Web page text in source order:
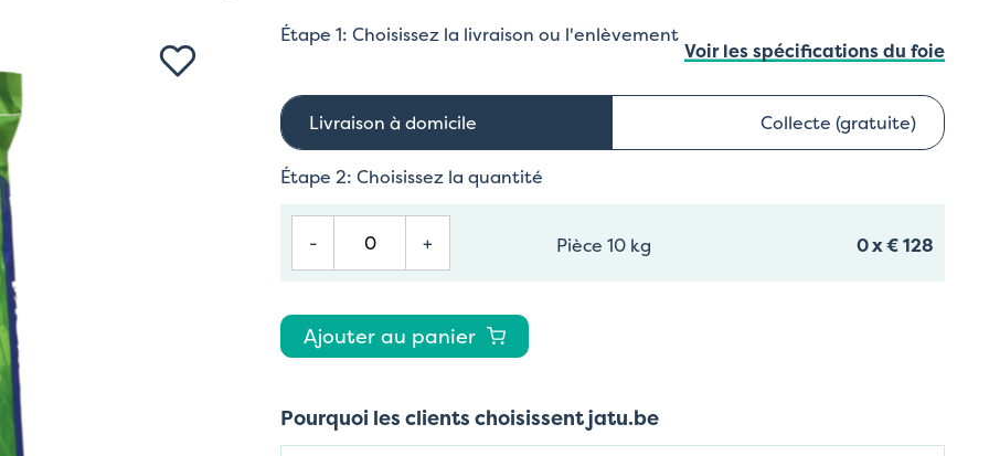
Étape 1: Choisissez la livraison ou l'enlèvement
Voir les spécifications du foie
Livraison à domicile Collecte (gratuite)
Étape 2: Choisissez la quantité
- + Pièce 10 kg 0x€ 128
Ajouter au panier
Pourquoi les clients choisissent jatu.be